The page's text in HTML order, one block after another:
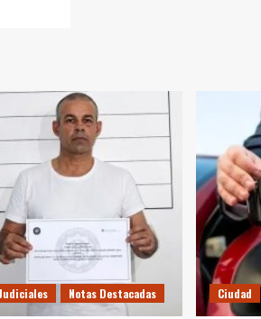
Judiciales Notas Destacadas Ciudad